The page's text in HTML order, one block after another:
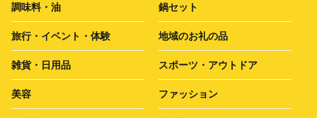
調味料・油 鍋セット
旅行・イベント・体験 地域のお礼の品
雑貨・日用品 スポーツ・アウトドア
美容 ファッション